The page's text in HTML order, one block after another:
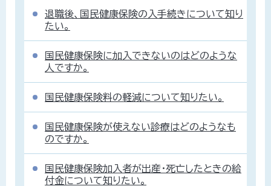
退職後、国民健康保険の入手続きについて知り
たい。
国民健康保険に加入できないのはどのような
人ですか。
国民健康保険料の軽減について知りたい。
国民健康保険が使えない診療はどのようなも
のですか。
国民健康保険加入者が出産・死亡したときの給
付金について知りたい。